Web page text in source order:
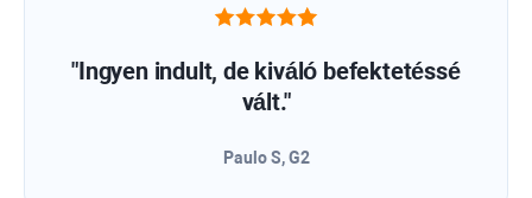
"Ingyen indult, de kiváló befektetéssé
vált."
Paulo S, G2